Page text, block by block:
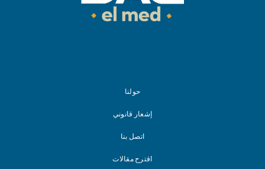
حولنا
إشعار قانوني
اتصل بنا
اقترح مقالات